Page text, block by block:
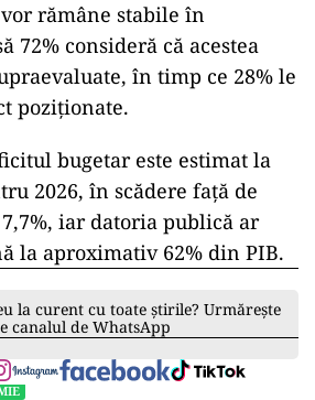
rămâne stabile în
72% consideră că acestea
în timp ce 28% le
poziționate.
bugetar este estimat la
2026, în scădere față de
iar datoria publică ar
la aproximativ 62% din PIB.
la curent cu toate știrile? Urmărește
canalul de WhatsApp